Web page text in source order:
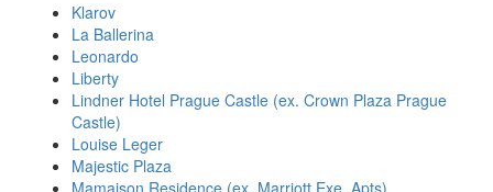
Klarov
La Ballerina
Leonardo
Liberty
Lindner Hotel Prague Castle (ex. Crown Plaza Prague
Castle)
Louise Leger
Majestic Plaza
Mamaison Residence (ex. Marriott Exe. Apts)